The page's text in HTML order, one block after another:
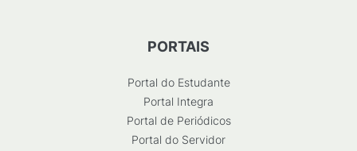
PORTAIS
Portal do Estudante
Portal Integra
Portal de Periódicos
Portal do Servidor